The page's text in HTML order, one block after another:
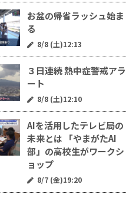
お盆の帰省ラッシュ始ま
る
8/8 (土)12:13
３日連続 熱中症警戒アラ
ート
8/8 (土)12:10
AIを活用したテレビ局の
未来とは 「やまがたAI
部」の高校生がワークシ
ョップ
8/7 (金)19:20